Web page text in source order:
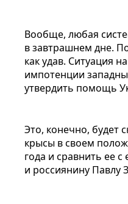
Вообще, любая
в завтрашнем дне.
как удав. Ситуация
импотенции
утвердить помощь
Это, конечно, будет
крысы в своем
года и сравнить ее
и россиянину Павлу